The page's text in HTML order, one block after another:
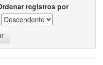
registros por